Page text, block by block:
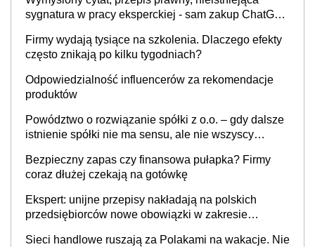
sygnatura w pracy eksperckiej - sam zakup ChatGPT
Firmy wydają tysiące na szkolenia. Dlaczego efekty
często znikają po kilku tygodniach?
Odpowiedzialność influencerów za rekomendacje
produktów
Powództwo o rozwiązanie spółki z o.o. – gdy dalsze
istnienie spółki nie ma sensu, ale nie wszyscy
Bezpieczny zapas czy finansowa pułapka? Firmy
coraz dłużej czekają na gotówkę
Ekspert: unijne przepisy nakładają na polskich
przedsiębiorców nowe obowiązki w zakresie
Sieci handlowe ruszają za Polakami na wakacje. Nie